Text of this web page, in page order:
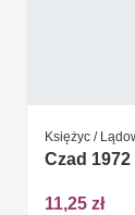
Księżyc /
Czad
11,25 zł